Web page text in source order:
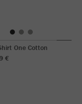
One Cotton
€